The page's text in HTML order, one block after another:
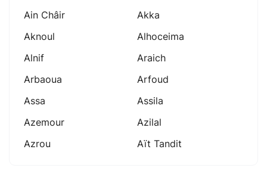
Ain Châir
Akka
Aknoul
Alhoceima
Alnif
Araich
Arbaoua
Arfoud
Assa
Assila
Azemour
Azilal
Azrou
Aït Tandit